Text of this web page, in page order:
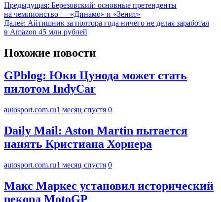
Предыдущая: Березовский: основные претенденты
на чемпионство — «Динамо» и «Зенит»
Далее: Айтишник за полтора года ничего не делая заработал
в Amazon 45 млн рублей
Похожие новости
GPblog: Юки Цунода может стать
пилотом IndyCar
autosport.com.ru1 месяц спустя 0
Daily Mail: Aston Martin пытается
нанять Кристиана Хорнера
autosport.com.ru1 месяц спустя 0
Макс Маркес установил исторический
рекорд MotoGP